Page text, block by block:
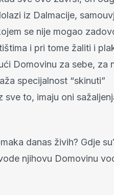
iz Dalmacije,
se nije mogao
i pri tome žaliti i
Domovinu za sebe, za
specijalnost “skinuti”
to, imaju oni
danas živih? Gdje
njihovu Domovinu